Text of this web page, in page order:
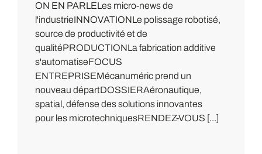
ON EN PARLELes micro-news de
l'industrieINNOVATIONLe polissage robotisé,
source de productivité et de
qualitéPRODUCTIONLa fabrication additive
s'automatiseFOCUS
ENTREPRISEMécanuméric prend un
nouveau départDOSSIERAéronautique,
spatial, défense des solutions innovantes
pour les microtechniquesRENDEZ-VOUS [...]